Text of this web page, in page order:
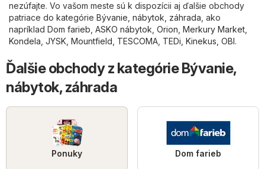
nezúfajte. Vo vašom meste sú k dispozícii aj ďalšie obchody
patriace do kategórie Bývanie, nábytok, záhrada , ako
napríklad Dom farieb ASKO nábytok Orion Merkury Market
Kondela JYSK Mountfield TESCOMA TEDi Kinekus OBI.
Ďalšie obchody z kategórie Bývanie,
nábytok, záhrada
Ponuky Dom farieb